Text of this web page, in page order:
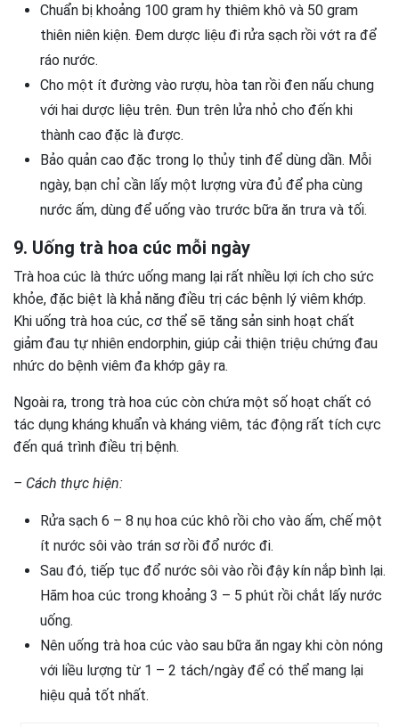
Chuẩn bị khoảng 100 gram hy thiêm khô và 50 gram
thiên niên kiện. Đem dược liệu đi rửa sạch rồi vớt ra để
ráo nước.
Cho một ít đường vào rượu, hòa tan rồi đen nấu chung
với hai dược liệu trên. Đun trên lửa nhỏ cho đến khi
thành cao đặc là được.
Bảo quản cao đặc trong lọ thủy tinh để dùng dần. Mỗi
ngày, bạn chỉ cần lấy một lượng vừa đủ để pha cùng
nước ấm, dùng để uống vào trước bữa ăn trưa và tối.
9. Uống trà hoa cúc mỗi ngày
Trà hoa cúc là thức uống mang lại rất nhiều lợi ích cho sức
khỏe, đặc biệt là khả năng điều trị các bệnh lý viêm khớp.
Khi uống trà hoa cúc, cơ thể sẽ tăng sản sinh hoạt chất
giảm đau tự nhiên endorphin, giúp cải thiện triệu chứng đau
nhức do bệnh viêm đa khớp gây ra.
Ngoài ra, trong trà hoa cúc còn chứa một số hoạt chất có
tác dụng kháng khuẩn và kháng viêm, tác động rất tích cực
đến quá trình điều trị bệnh.
– Cách thực hiện:
Rửa sạch 6 – 8 nụ hoa cúc khô rồi cho vào ấm, chế một
ít nước sôi vào trán sơ rồi đổ nước đi.
Sau đó, tiếp tục đổ nước sôi vào rồi đậy kín nắp bình lại.
Hãm hoa cúc trong khoảng 3 – 5 phút rồi chắt lấy nước
uống.
Nên uống trà hoa cúc vào sau bữa ăn ngay khi còn nóng
với liều lượng từ 1 – 2 tách/ngày để có thể mang lại
hiệu quả tốt nhất.